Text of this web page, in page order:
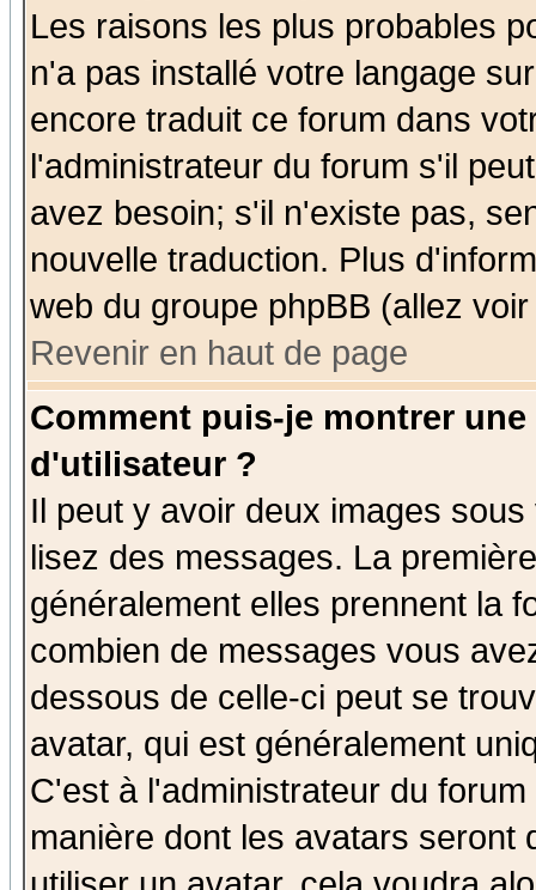
Les raisons les plus probables
n'a pas installé votre langage
encore traduit ce forum dans
l'administrateur du forum s'il
avez besoin; s'il n'existe pas,
nouvelle traduction. Plus
web du groupe phpBB (allez
Revenir en haut de page
Comment puis-je montrer
d'utilisateur ?
Il peut y avoir deux images
lisez des messages. La
généralement elles prennent la
combien de messages vous
dessous de celle-ci peut se
avatar, qui est généralement
C'est à l'administrateur du
manière dont les avatars seront